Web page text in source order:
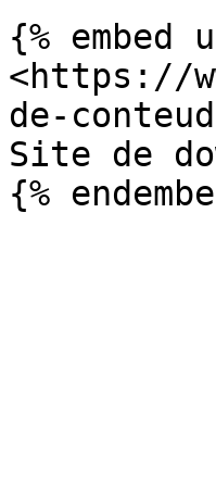
{% embed
<https://
de-
Site de